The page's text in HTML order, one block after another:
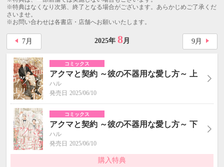
※特典はなくなり次第、終了となる場合がございます。あらかじめご了承くだ
さいませ。
※お問い合わせは各書店・店舗へお願いいたします。
7月 9月
2025年 8月
コミックス
アクマと契約 ～彼の不器用な愛し方～ 上
ハル
発売日 2025/06/10
コミックス
アクマと契約 ～彼の不器用な愛し方～ 下
ハル
発売日 2025/06/10
購入特典